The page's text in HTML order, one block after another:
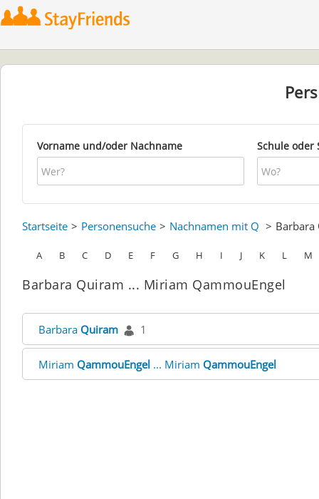
Vorname und/oder Nachname Schule oder
Startseite Personensuche Nachnamen mit Q Barbara
A B C D E F G H I J K L M
Barbara Quiram ... Miriam QammouEngel
Barbara Quiram 1
Miriam QammouEngel ... Miriam QammouEngel